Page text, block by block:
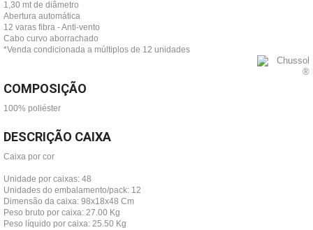
1,30 mt de diâmetro
Abertura automática
12 varas fibra - Anti-vento
Cabo curvo aborrachado
*Venda condicionada a múltiplos de 12 unidades
COMPOSIÇÃO
100% poliéster
DESCRIÇÃO CAIXA
Caixa por cor
Unidade por caixas: 48
Unidades do embalamento/pack: 12
Dimensão da caixa: 98x18x48 Cm
Peso bruto por caixa: 27.00 Kg
Peso líquido por caixa: 25.50 Kg